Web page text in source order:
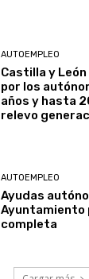
AUTOEMPLEO
Castilla y
por los
años y hasta
relevo
AUTOEMPLEO
Ayudas
Ayuntamiento
completa